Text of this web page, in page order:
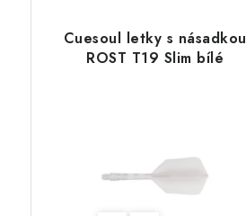
Cuesoul letky s násadkou
ROST T19 Slim bílé